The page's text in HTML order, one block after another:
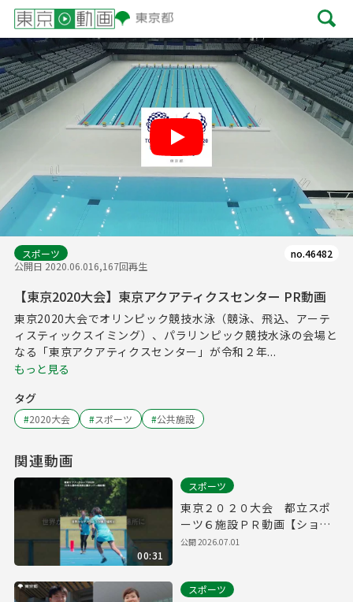
スポーツ
公開日 2020.06.016,167回再生
no.46482
【東京2020大会】東京アクアティクスセンター PR動画
東京2020大会でオリンピック競技水泳（競泳、飛込、アーテ
ィスティックスイミング）、パラリンピック競技水泳の会場と
なる「東京アクアティクスセンター」が令和２年...
もっと見る
タグ
#2020大会 #スポーツ #公共施設
関連動画
00:31
スポーツ
東京２０２０大会 都立スポ
ーツ６施設ＰＲ動画【ショー
ト】
公開2026.07.01
スポーツ